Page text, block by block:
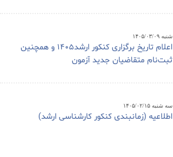
شنبه ۱۴۰۵/۰۳/۰۹
اعلام تاریخ برگزاری کنکور ارشد1405 و همچنین
ثبت‌نام متقاضیان جدید آزمون
سه شنبه ۱۴۰۵/۰۲/۱۵
اطلاعیه (زمانبندی کنکور کارشناسی ارشد)